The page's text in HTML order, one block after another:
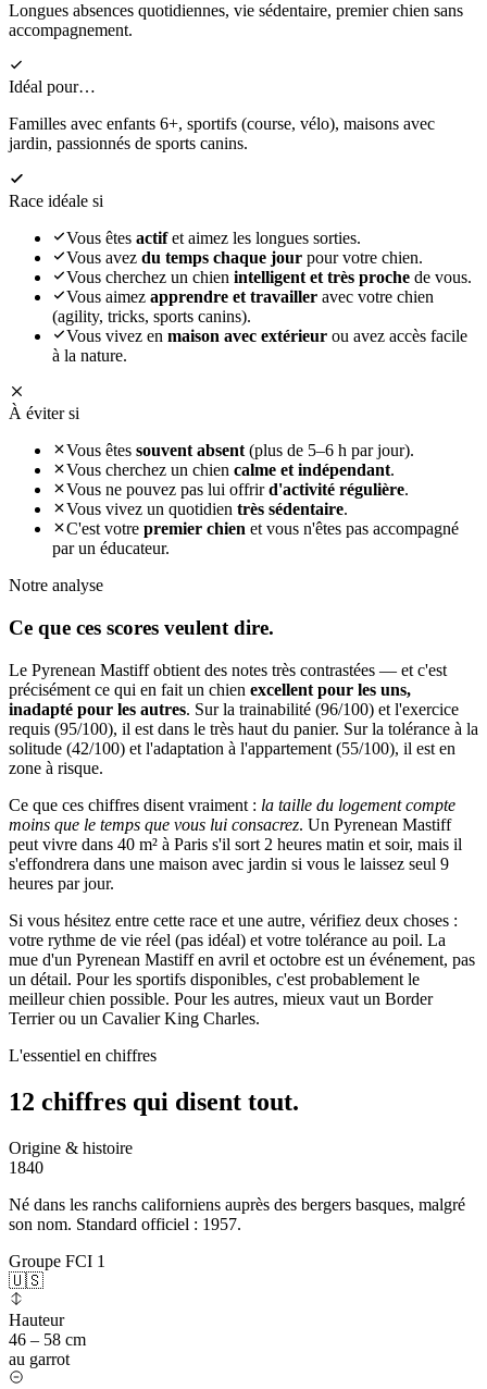
Longues absences quotidiennes, vie sédentaire, premier chien sans
accompagnement.
Idéal pour…
Familles avec enfants 6+, sportifs (course, vélo), maisons avec
jardin, passionnés de sports canins.
Race idéale si
Vous êtes actifet aimez les longues sorties.
Vous avez du temps chaque jour pour votre chien.
Vous cherchez un chien intelligent et très proche de vous.
Vous aimez apprendre et travailler avec votre chien
(agility, tricks, sports canins).
Vous vivez en maison avec extérieur ou avez accès facile
à la nature.
À éviter si
Vous êtes souvent absent(plus de 5–6 h par jour).
Vous cherchez un chien calme et indépendant.
Vous ne pouvez pas lui offrird'activité régulière.
Vous vivez un quotidien très sédentaire.
C'est votre premier chien et vous n'êtes pas accompagné
par un éducateur.
Notre analyse
Ce que ces scores veulent dire.
Le Pyrenean Mastiff obtient des notes très contrastées — et c'est
précisément ce qui en fait un chien excellent pour les uns,
inadapté pour les autres. Sur la trainabilité (96/100) et l'exercice
requis (95/100), il est dans le très haut du panier. Sur la tolérance à la
solitude (42/100) et l'adaptation à l'appartement (55/100), il est en
zone à risque.
Ce que ces chiffres disent vraiment : la taille du logement compte
moins que le temps que vous lui consacrez. Un Pyrenean Mastiff
peut vivre dans 40 m² à Paris s'il sort 2 heures matin et soir, mais il
s'effondrera dans une maison avec jardin si vous le laissez seul 9
heures par jour.
Si vous hésitez entre cette race et une autre, vérifiez deux choses :
votre rythme de vie réel (pas idéal) et votre tolérance au poil. La
mue d'un Pyrenean Mastiff en avril et octobre est un événement, pas
un détail. Pour les sportifs disponibles, c'est probablement le
meilleur chien possible. Pour les autres, mieux vaut un Border
Terrier ou un Cavalier King Charles.
L'essentiel en chiffres
12 chiffres qui disent tout.
Origine & histoire
1840
Né dans les ranchs californiens auprès des bergers basques, malgré
son nom. Standard officiel : 1957.
Groupe FCI 1
🇺🇸
Hauteur
46 – 58 cm
au garrot